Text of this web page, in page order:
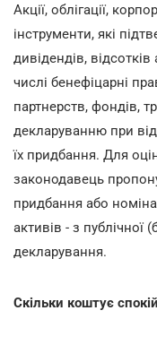
Акції, облігації,
інструменти, які
дивідендів,
числі бенефіцарні
партнерств, фондів,
декларуванню при
їх придбання. Для
законодавець
придбання або
активів - з публічної
декларування.
Скільки коштує